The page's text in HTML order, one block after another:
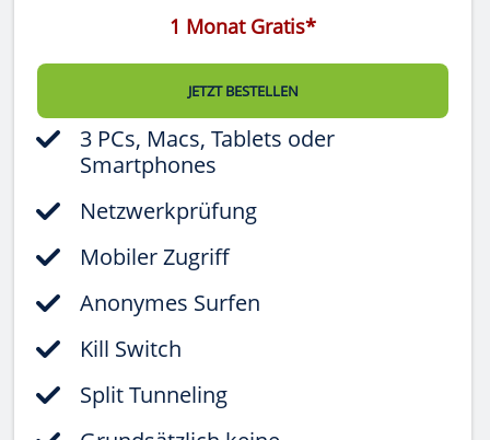
1 Monat Gratis*
JETZT BESTELLEN
3 PCs, Macs, Tablets oder
Smartphones
Netzwerkprüfung
Mobiler Zugriff
Anonymes Surfen
Kill Switch
Split Tunneling